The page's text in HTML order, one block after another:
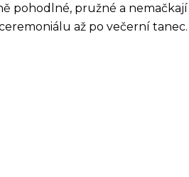
pohodlné, pružné a nemačkají
až po večerní tanec.